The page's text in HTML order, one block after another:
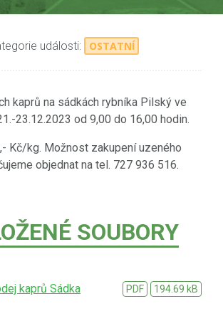
události: OSTATNÍ
kaprů na sádkách rybníka Pilský ve
23.12.2023 od 9,00 do 16,00 hodin.
Kč/kg. Možnost zakupení uzeného
objednat na tel. 727 936 516.
SOUBORY
kaprů Sádka PDF 194.69 kB